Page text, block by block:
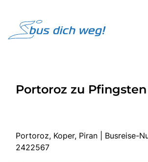
Highlights
Portoroz zu Pfingsten
Portoroz, Koper, Piran | Busreise-
2422567